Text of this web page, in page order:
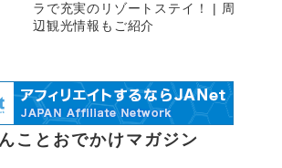
ラで充実のリゾートステイ！ | 周
辺観光情報もご紹介
ことおでかけマガジン